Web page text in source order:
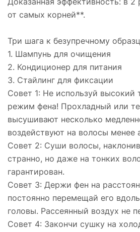
от самых корней**.
Три шага к безупречному
1. Шампунь для очищения
2. Кондиционер для питания
3. Стайлинг для фиксации
Совет 1: Не используй высокий
режим фена! Прохладный или
высушивают несколько
воздействуют на волосы менее
Совет 2: Суши волосы,
странно, но даже на тонких
гарантирован.
Совет 3: Держи фен на
постоянно перемещай его
головы. Рассеянный воздух не
Совет 4: Закончи сушку на